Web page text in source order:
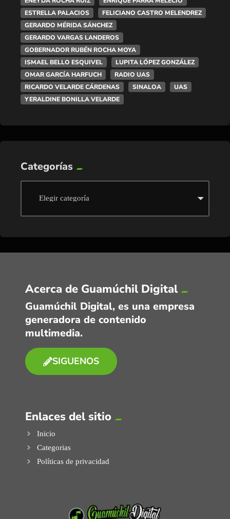
ESTRELLA PALACIOS
FELICIANO CASTRO MELENDREZ
GERARDO MÉRIDA SÁNCHEZ
GERARDO VARGAS LANDEROS
GOBERNADOR RUBÉN ROCHA MOYA
ISMAEL BELLO ESQUIVEL
LUPITA LÓPEZ GONZÁLEZ
OMAR GARCÍA HARFUCH
RADIO UAS
RICARDO VELARDE CÁRDENAS
SINALOA
UAS
YERALDINE BONILLA VELARDE
Categorías
Acerca de Guamúchil Digital
Guamúchil Digital, es una empresa
generadora de contenido
multimedia.
SIGUENOS
Enlaces del sitio
Inicio
Categorias
Políticas de privacidad